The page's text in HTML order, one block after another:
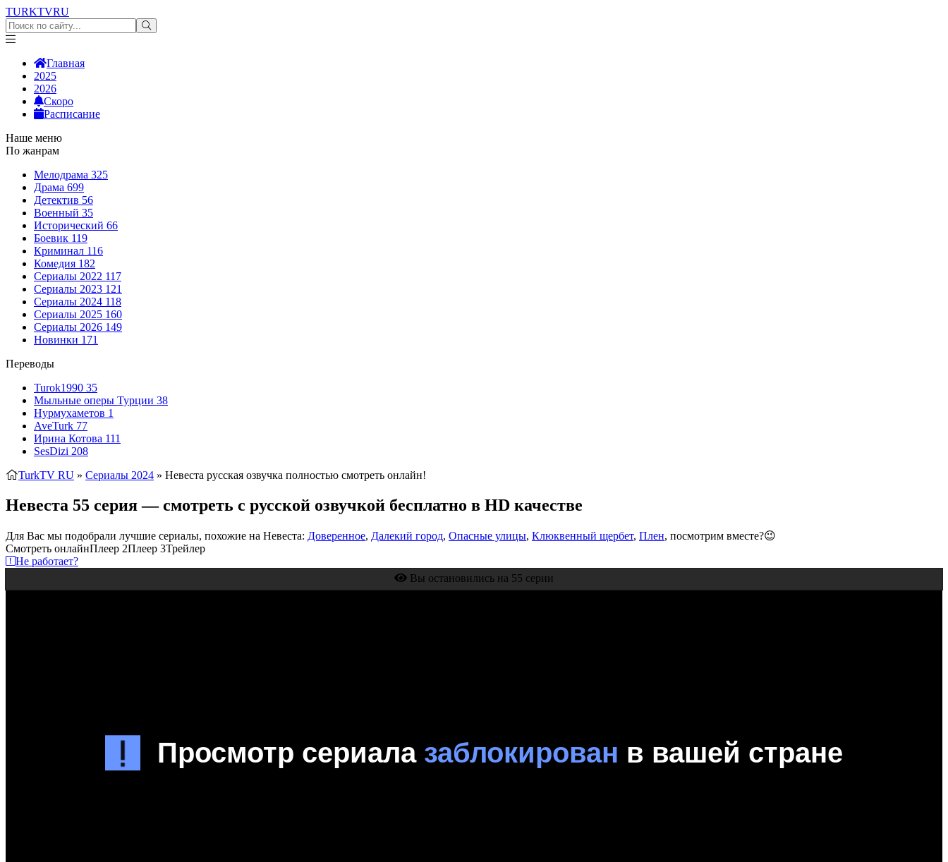
TURKTVRU
Главная
2025
2026
Скоро
Расписание
Наше меню
По жанрам
Мелодрама 325
Драма 699
Детектив 56
Военный 35
Исторический 66
Боевик 119
Криминал 116
Комедия 182
Сериалы 2022 117
Сериалы 2023 121
Сериалы 2024 118
Сериалы 2025 160
Сериалы 2026 149
Новинки 171
Переводы
Turok1990 35
Мыльные оперы Турции 38
Нурмухаметов 1
AveTurk 77
Ирина Котова 111
SesDizi 208
TurkTV RU » Сериалы 2024 » Невеста русская озвучка полностью смотреть онлайн!
Невеста 55 серия — смотреть с русской озвучкой бесплатно в HD качестве
Для Вас мы подобрали лучшие сериалы, похожие на Невеста: Доверенное, Далекий город, Опасные улицы, Клюквенный щербет, Плен, посмотрим вместе?😉
Смотреть онлайнПлеер 2Плеер 3Трейлер
Не работает?
Вы остановились на 55 серии